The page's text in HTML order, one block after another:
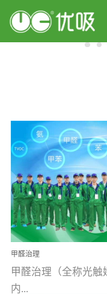
甲醛治理
甲醛治理（全称光触
内...